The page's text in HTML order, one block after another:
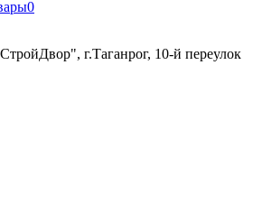
0
г.Таганрог, 10-й переулок